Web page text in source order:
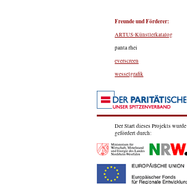
Freunde und Förderer:
ARTUS-Künstlerkatalog
panta rhei
everscreen
wesselgrafik
Der Start dieses Projekts wurde
gefördert durch: